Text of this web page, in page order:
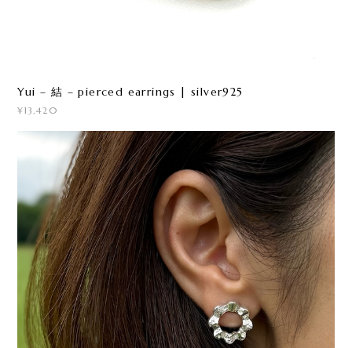
Yui – 結 – pierced earrings | silver925
¥13,420